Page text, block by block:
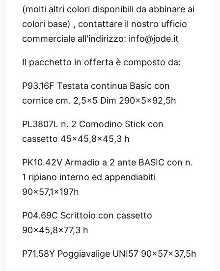
(molti altri colori disponibili da abbinare ai
colori base) , contattare il nostro ufficio
commerciale all'indirizzo: info@jode.it
Il pacchetto in offerta è composto da:
P93.16F Testata continua Basic con
cornice cm. 2,5x5 Dim 290x5x92,5h
PL3807L n. 2 Comodino Stick con
cassetto 45x45,8x45,3 h
PK10.42V Armadio a 2 ante BASIC con n.
1 ripiano interno ed appendiabiti
90x57,1x197h
P04.69C Scrittoio con cassetto
90x45,8x77,3 h
P71.58Y Poggiavalige UNI57 90x57x37,5h